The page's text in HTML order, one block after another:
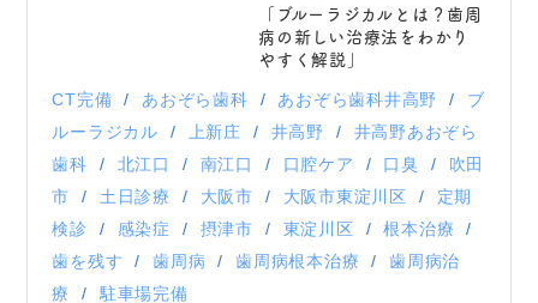
「ブルーラジカルとは？歯周
病の新しい治療法をわかり
やすく解説」
CT完備 あおぞら歯科 あおぞら歯科井高野
ブ
ルーラジカル
上新庄 井高野
井高野あおぞら
歯科
北江口 南江口 口腔ケア 口臭
吹田
市
土日診療 大阪市 大阪市東淀川区
定期
検診
感染症 摂津市 東淀川区
根本治療
歯を残す
歯周病 歯周病根本治療
歯周病治
療
駐車場完備